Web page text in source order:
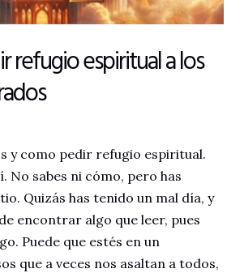
refugio espiritual a los
y como pedir refugio espiritual.
No sabes ni cómo, pero has
Quizás has tenido un mal día, y
encontrar algo que leer, pues
Puede que estés en un
que a veces nos asaltan a todos,